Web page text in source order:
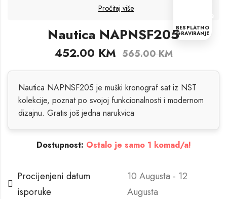
BESPLATNO
GRAVIRANJE
Pročitaj više
Nautica NAPNSF205
452.00 KM 565.00KM
Nautica NAPNSF205 je muški kronograf sat iz NST
kolekcije, poznat po svojoj funkcionalnosti i modernom
dizajnu. Gratis još jedna narukvica
Dostupnost: Ostalo je samo 1 komad/a!
Procijenjeni datum
isporuke
10 Augusta - 12
Augusta